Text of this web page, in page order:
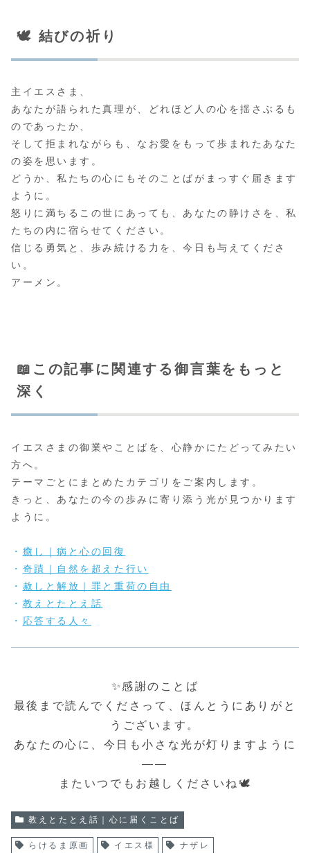
🕊️ 結びの祈り
主イエスさま、
あなたが語られた真理が、どれほど人の心を揺さぶるも
のであったか、
そして拒まれながらも、なお愛をもって歩まれたあなた
の姿を思います。
どうか、私たちの心にもそのことばがまっすぐ届きます
ように。
怒りに満ちるこの世にあっても、あなたの静けさを、私
たちの内に宿らせてください。
信じる勇気と、歩み続ける力を、今日も与えてくださ
い。
アーメン。
📖この記事に関連する御言葉をもっと
深く
イエスさまの御業やことばを、心静かにたどってみたい
方へ。
テーマごとにまとめたカテゴリをご案内します。
きっと、あなたの今の歩みに寄り添う光が見つかります
ように。
・ 癒し｜病と心の回復
・ 奇蹟｜自然を超えた行い
・ 赦しと解放｜罪と重荷の自由
・ 教えとたとえ話
・ 応答する人々
✨感謝のことば
最後まで読んでくださって、ほんとうにありがと
うございます。
あなたの心に、今日も小さな光が灯りますように
――
またいつでもお越しくださいね🕊️
教えとたとえ話｜心に届くことば
らけるま原画 イエス様 ナザレ